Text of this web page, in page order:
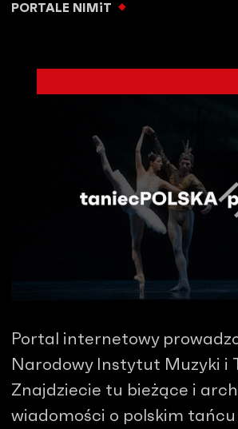
PORTALE NIMiT
Portal internetowy
Narodowy Instytut Muzyki i
Znajdziecie tu bieżące i
wiadomości o polskim tańcu